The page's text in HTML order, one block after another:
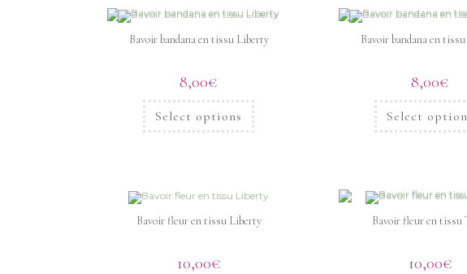
Bavoir bandana en tissu Liberty
8,00€
Select options
Bavoir bandana en
8,00€
Select
Bavoir fleur en tissu Liberty
10,00€
Bavoir fleur en tissu
10,00€